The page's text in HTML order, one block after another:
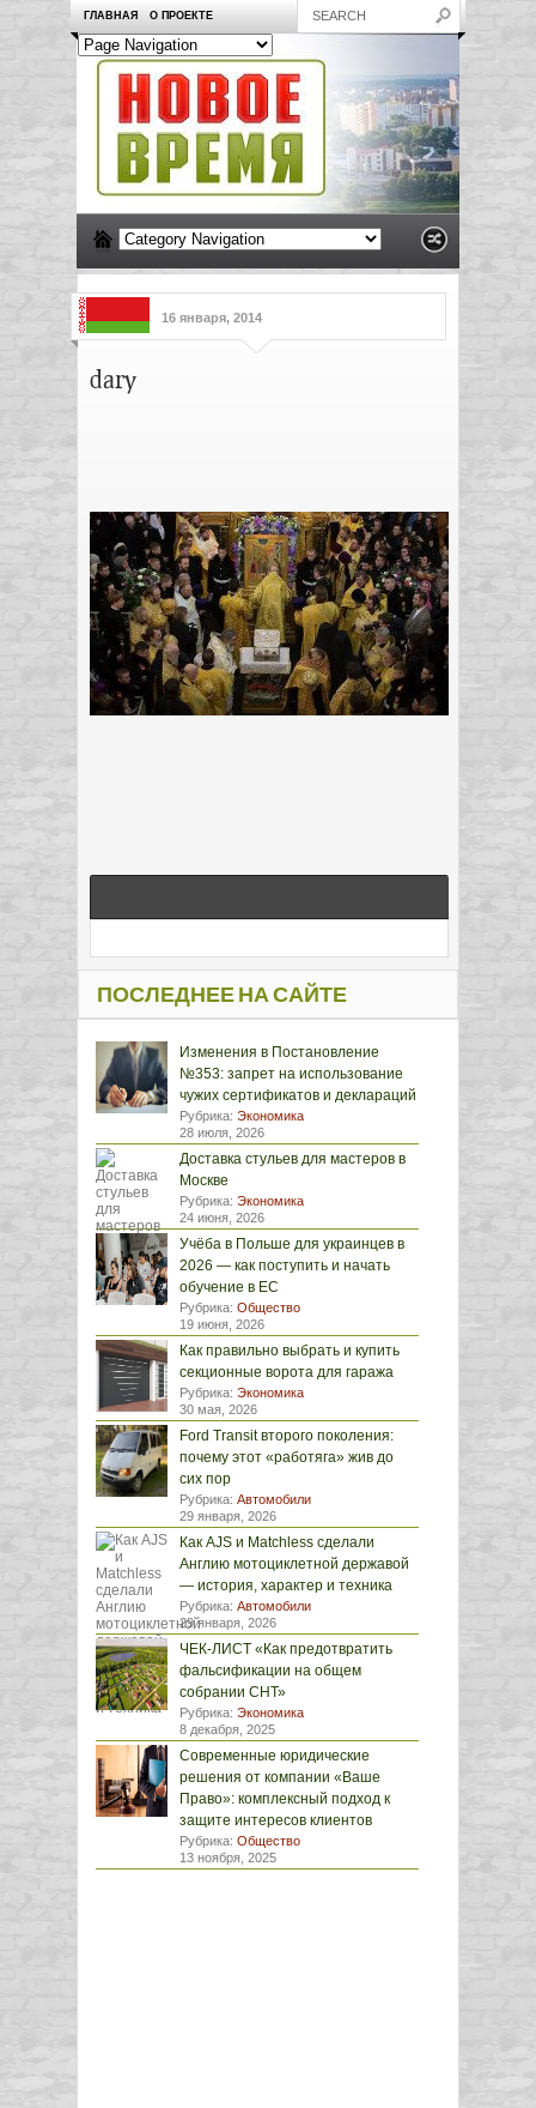
ГЛАВНАЯ О ПРОЕКТЕ
16 января, 2014
dary
ПОСЛЕДНЕЕ НА САЙТЕ
Изменения в Постановление
№353: запрет на использование
чужих сертификатов и деклараций
Рубрика: Экономика
28 июля, 2026
Доставка стульев для мастеров в
Москве
Рубрика: Экономика
24 июня, 2026
Учёба в Польше для украинцев в
2026 — как поступить и начать
обучение в ЕС
Рубрика: Общество
19 июня, 2026
Как правильно выбрать и купить
секционные ворота для гаража
Рубрика: Экономика
30 мая, 2026
Ford Transit второго поколения:
почему этот «работяга» жив до
сих пор
Рубрика: Автомобили
29 января, 2026
Как AJS и Matchless сделали
Англию мотоциклетной державой
— история, характер и техника
Рубрика: Автомобили
29 января, 2026
ЧЕК-ЛИСТ «Как предотвратить
фальсификации на общем
собрании СНТ»
Рубрика: Экономика
8 декабря, 2025
Современные юридические
решения от компании «Ваше
Право»: комплексный подход к
защите интересов клиентов
Рубрика: Общество
13 ноября, 2025